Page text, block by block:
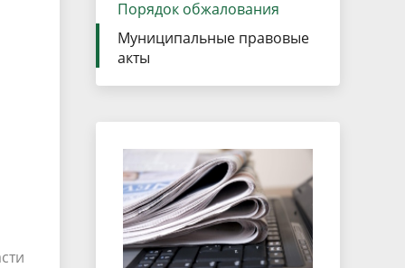
Городская среда
Региональный контроль
Поддержка малого и среднего
Порядок обжалования
Муниципальные правовые
акты